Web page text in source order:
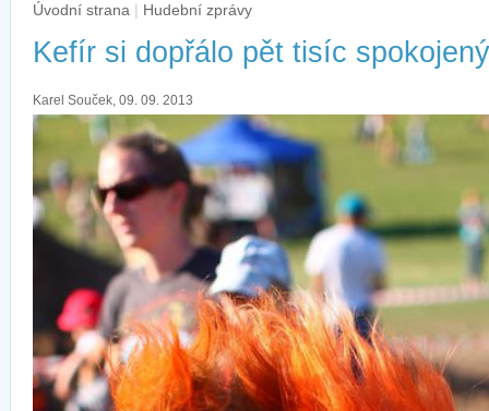
Úvodní strana | Hudební zprávy
Kefír si dopřálo pět tisíc
Karel Souček, 09. 09. 2013